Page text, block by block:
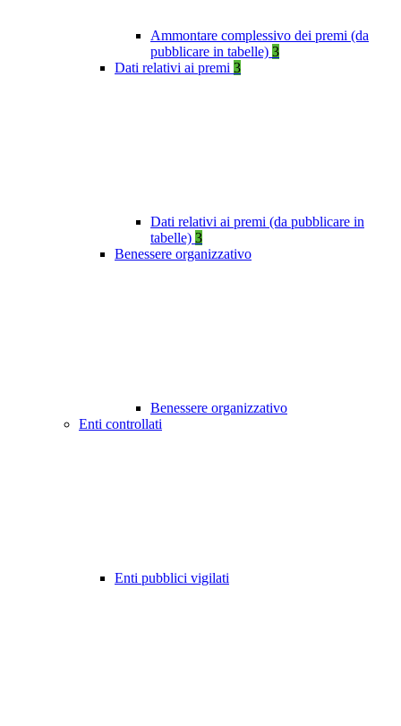
Ammontare complessivo dei premi (da
pubblicare in tabelle) 3
Dati relativi ai premi 3
Dati relativi ai premi (da pubblicare in
tabelle) 3
Benessere organizzativo
Benessere organizzativo
Enti controllati
Enti pubblici vigilati